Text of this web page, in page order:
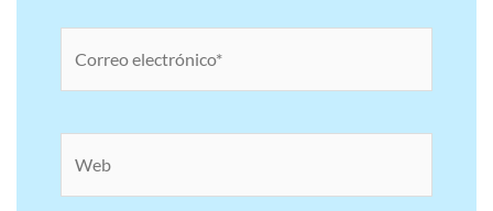
electrónico*